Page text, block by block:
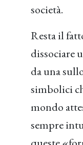
società.
Resta il
dissociare
da una
simbolici
mondo
sempre